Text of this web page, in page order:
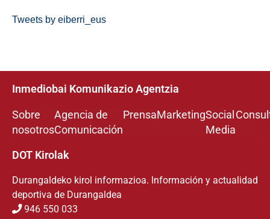
Tweets by eiberri_eus
Inmediobai Komunikazio Agentzia
Sobre
nosotros
Agencia de
Comunicación
PrensaMarketingSocial
Media
DOT Kirolak
Durangaldeko kirol informazioa. Información y actualidad
deportiva de Durangaldea
946 550 033